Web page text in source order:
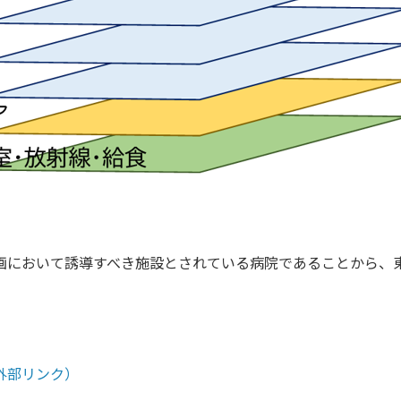
おいて誘導すべき施設とされている病院であることから、
リンク）